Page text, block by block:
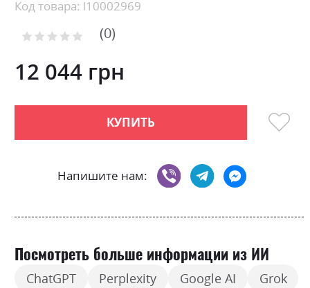
the
gallery
Код товара: l10002969
Рейтинг: 0
12 044 грн
КУПИТЬ
Напишите нам:
Посмотреть больше информации из ИИ
ChatGPT Perplexity Google AI Grok